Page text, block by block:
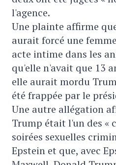
l'agence.
Une plainte affirme
aurait forcé une
acte intime dans les
qu'elle n'avait que 13
elle aurait mordu
été frappée par le
Une autre allégation
Trump était l'un des «
soirées sexuelles
Epstein et que, avec